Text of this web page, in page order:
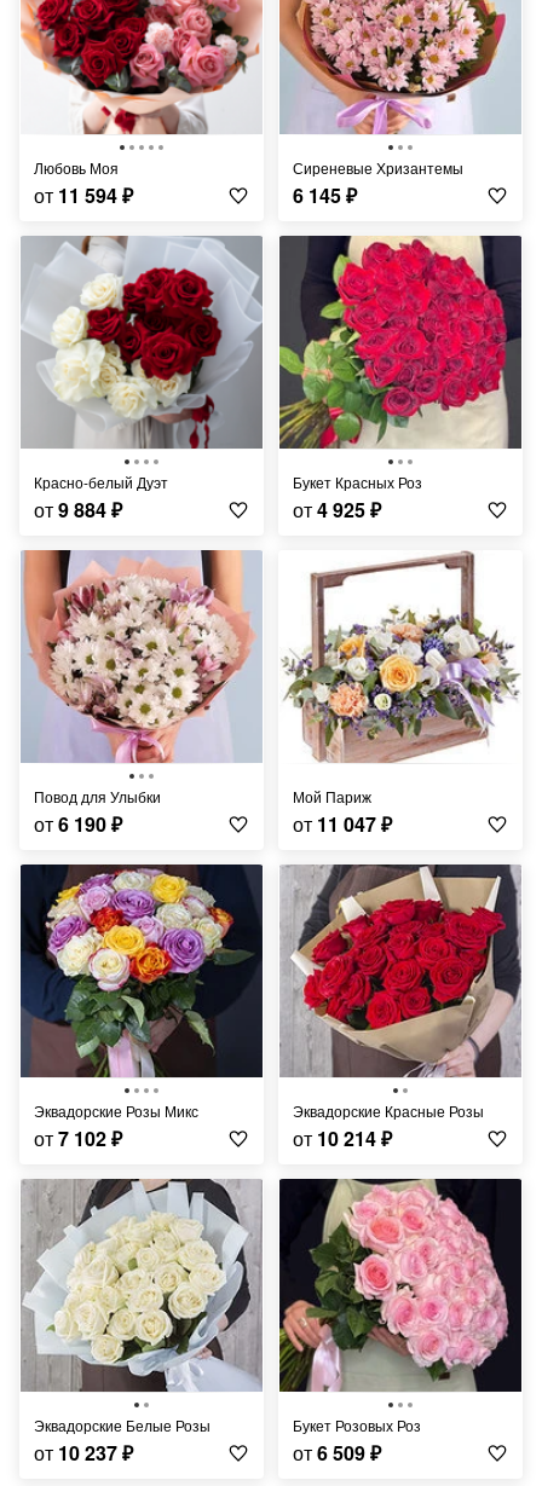
Любовь Моя
от 11 594₽
Сиреневые Хризантемы
6 145₽
Красно-белый Дуэт
от9 884₽
Букет Красных Роз
от4 925₽
Повод для Улыбки
от6 190₽
Мой Париж
от 11 047₽
Эквадорские Розы Микс
от7 102₽
Эквадорские Красные Розы
от 10 214₽
Эквадорские Белые Розы
от 10 237₽
Букет Розовых Роз
от6 509₽